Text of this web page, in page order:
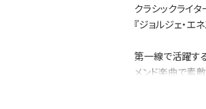
クラシックライ
『ジョルジェ・エ
第一線で活躍す
メンド楽曲で素
懐かしさを感じ